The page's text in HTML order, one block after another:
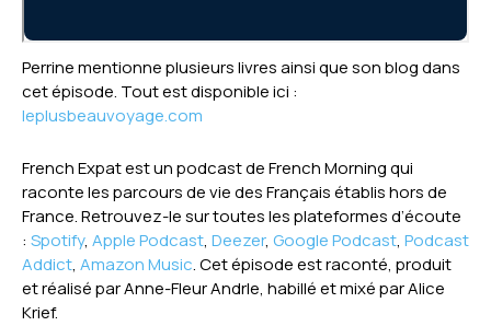
Perrine mentionne plusieurs livres ainsi que son blog dans
cet épisode. Tout est disponible ici :
leplusbeauvoyage.com
French Expat est un podcast de French Morning qui
raconte les parcours de vie des Français établis hors de
France. Retrouvez-le sur toutes les plateformes d’écoute
: Spotify, Apple Podcast, Deezer, Google Podcast, Podcast
Addict, Amazon Music. Cet épisode est raconté, produit
et réalisé par Anne-Fleur Andrle, habillé et mixé par Alice
Krief.